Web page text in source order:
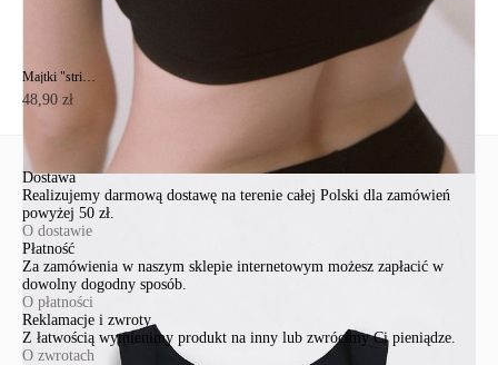
Majtki "stringi" INVISIBLE LST 978 (na wieszaku)
48,90 zł
Dostawa
Realizujemy darmową dostawę na terenie całej Polski dla zamówień
powyżej 50 zł.
O dostawie
Płatność
Za zamówienia w naszym sklepie internetowym możesz zapłacić w
dowolny dogodny sposób.
O płatności
Reklamacje i zwroty
Z łatwością wymienimy produkt na inny lub zwrócimy Ci pieniądze.
O zwrotach